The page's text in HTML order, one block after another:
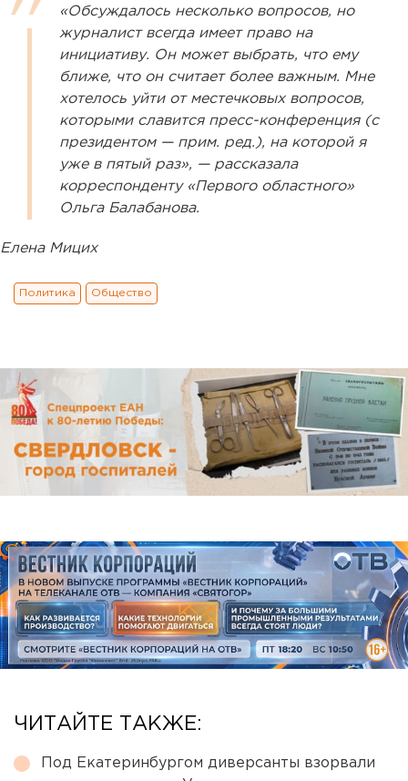
«Обсуждалось несколько вопросов, но
журналист всегда имеет право на
инициативу. Он может выбрать, что ему
ближе, что он считает более важным. Мне
хотелось уйти от местечковых вопросов,
которыми славится пресс-конференция (с
президентом — прим. ред.), на которой я
уже в пятый раз», — рассказала
корреспонденту «Первого областного»
Ольга Балабанова.
Елена Мицих
Политика Общество
ЧИТАЙТЕ ТАКЖЕ:
Под Екатеринбургом диверсанты взорвали